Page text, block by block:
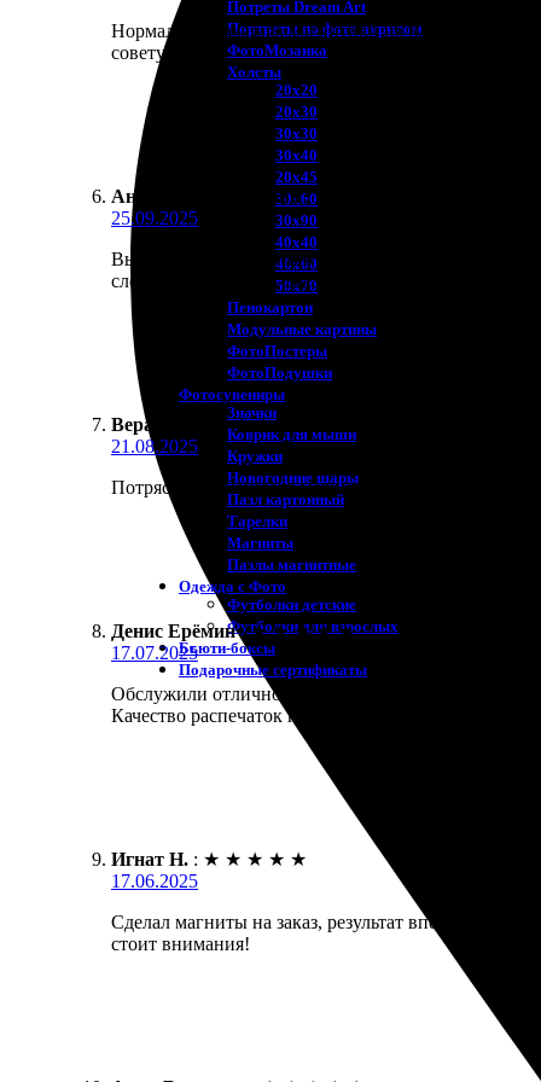
Потреты Dream Art
Портреты по фото акрилом
ФотоМозаика
Холсты
20х20
20х30
30х30
30х40
20х45
30х60
30х90
40х40
40х60
50х70
Пенокартон
Модульные картины
ФотоПостеры
ФотоПодушки
Фотоcувениры
Значки
Коврик для мыши
Кружки
Новогодние шары
Пазл картонный
Тарелки
Магниты
Пазлы магнитные
Одежда с Фото
Футболки детские
Футболки для взрослых
Бьюти-боксы
Подарочные сертификаты
Нормально. Заказала магнитики на память. Выбор
советую.
Анастасия Пастухова : ★
25.09.2025
Выбираю эту компанию для печати магнитов.
следить за статусом. Заказ пришел быстро, и
Вера ★ ★ ★
21.08.2025
Потрясающе. Заказала магнит, вышло отлично!
Денис Ерёмин : ★ ★ ★ ★ ★
17.07.2025
Обслужили отлично! Заказала фотопечать с
Качество распечаток на высоте! Особенно
Игнат Н. : ★ ★ ★ ★ ★
17.06.2025
Сделал магниты на заказ, результат впечатлил!
стоит внимания!